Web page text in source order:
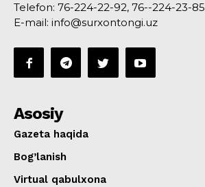
Telefon: 76-224-22-92, 76--224-23-85
E-mail: info@surxontongi.uz
Asosiy
Gazeta haqida
Bog’lanish
Virtual qabulxona